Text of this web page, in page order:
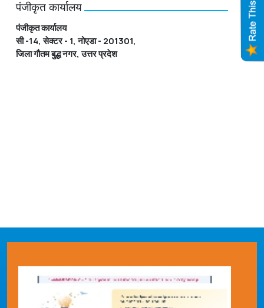
पंजीकृत कार्यालय
पंजीकृत कार्यालय
सी -14, सेक्टर - 1, नोएडा - 201301,
जिला गौतम बुद्ध नगर, उत्तर प्रदेश